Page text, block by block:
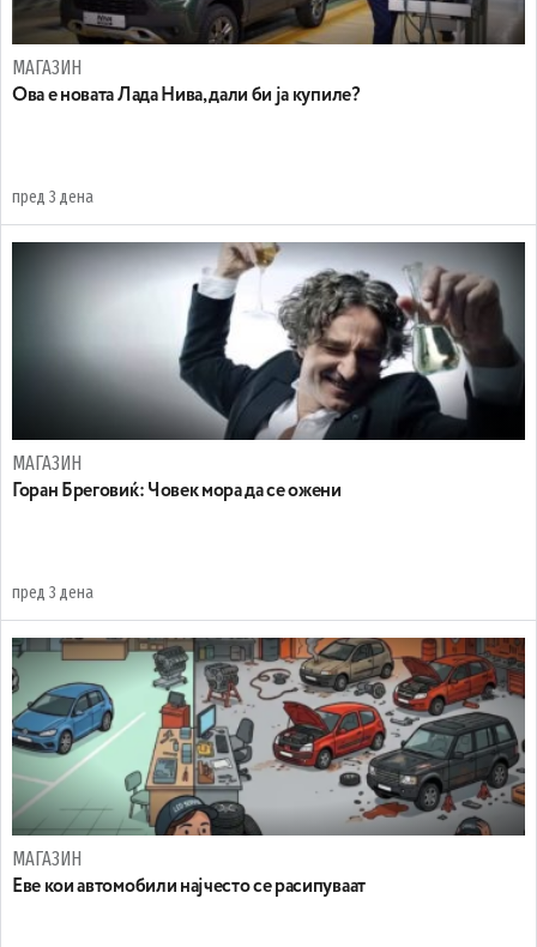
МАГАЗИН
Ова е новата Лада Нива, дали би ја купиле?
пред 3 дена
МАГАЗИН
Горан Бреговиќ: Човек мора да се ожени
пред 3 дена
МАГАЗИН
Еве кои автомобили најчесто се расипуваат